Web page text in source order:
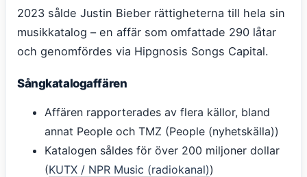
2023 sålde Justin Bieber rättigheterna till hela sin
musikkatalog – en affär som omfattade 290 låtar
och genomfördes via Hipgnosis Songs Capital.
Sångkatalogaffären
Affären rapporterades av flera källor, bland
annat People och TMZ (People (nyhetskälla))
Katalogen såldes för över 200 miljoner dollar
(KUTX / NPR Music (radiokanal))